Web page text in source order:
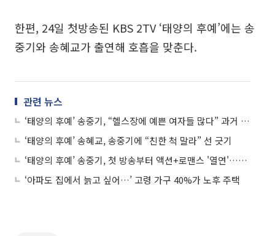
한편, 24일 첫방송된 KBS 2TV ‘태양의 후예’에는 송
중기와 송혜교가 출연해 호흡을 맞춘다.
관련 뉴스
‘태양의 후예’ 송중기, “헬스장에 예쁜 여자들 많다” 과거 발언 화제
‘태양의 후예’ 송혜교, 송중기에 “친한 척 말라” 선 긋기
‘태양의 후예’ 송중기, 첫 방송부터 액션+로맨스 '열연'…女心 스틸러 등극
‘아파도 집에서 늙고 싶어…’ 고령 가구 40%가 노후 주택